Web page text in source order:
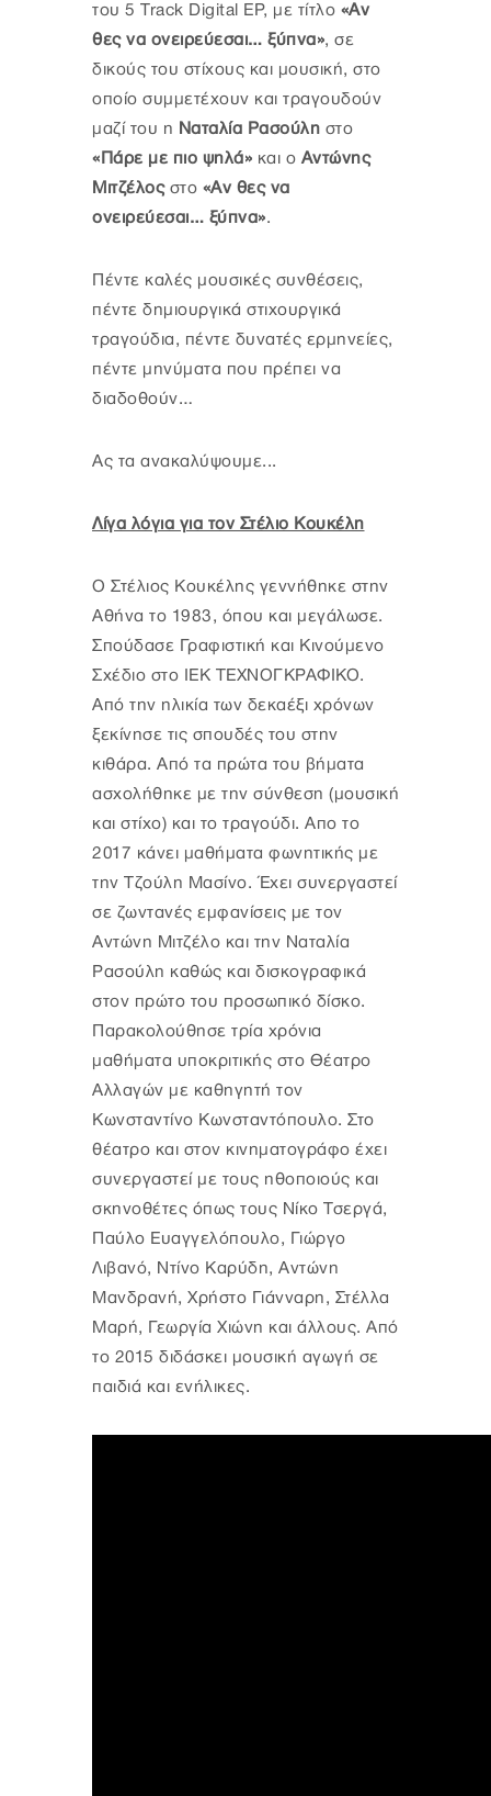
του 5 Track Digital EP, με τίτλο «Αν
θες να ονειρεύεσαι… ξύπνα», σε
δικούς του στίχους και μουσική, στο
οποίο συμμετέχουν και τραγουδούν
μαζί του η Ναταλία Ρασούλη στο
«Πάρε με πιο ψηλά» και ο Αντώνης
Μιτζέλος στο «Αν θες να
ονειρεύεσαι… ξύπνα».
Πέντε καλές μουσικές συνθέσεις,
πέντε δημιουργικά στιχουργικά
τραγούδια, πέντε δυνατές ερμηνείες,
πέντε μηνύματα που πρέπει να
διαδοθούν…
Ας τα ανακαλύψουμε...
Λίγα λόγια για τον Στέλιο Κουκέλη
Ο Στέλιος Κουκέλης γεννήθηκε στην
Αθήνα το 1983, όπου και μεγάλωσε.
Σπούδασε Γραφιστική και Κινούμενο
Σχέδιο στο ΙΕΚ ΤΕΧΝΟΓΚΡΑΦΙΚΟ.
Από την ηλικία των δεκαέξι χρόνων
ξεκίνησε τις σπουδές του στην
κιθάρα. Από τα πρώτα του βήματα
ασχολήθηκε με την σύνθεση (μουσική
και στίχο) και το τραγούδι. Απο το
2017 κάνει μαθήματα φωνητικής με
την Τζούλη Μασίνο. Έχει συνεργαστεί
σε ζωντανές εμφανίσεις με τον
Αντώνη Μιτζέλο και την Ναταλία
Ρασούλη καθώς και δισκογραφικά
στον πρώτο του προσωπικό δίσκο.
Παρακολούθησε τρία χρόνια
μαθήματα υποκριτικής στο Θέατρο
Αλλαγών με καθηγητή τον
Κωνσταντίνο Κωνσταντόπουλο. Στο
θέατρο και στον κινηματογράφο έχει
συνεργαστεί με τους ηθοποιούς και
σκηνοθέτες όπως τους Νίκο Τσεργά,
Παύλο Ευαγγελόπουλο, Γιώργο
Λιβανό, Ντίνο Καρύδη, Αντώνη
Μανδρανή, Χρήστο Γιάνναρη, Στέλλα
Μαρή, Γεωργία Χιώνη και άλλους. Από
το 2015 διδάσκει μουσική αγωγή σε
παιδιά και ενήλικες.